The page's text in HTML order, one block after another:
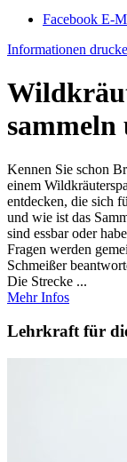
Facebook E-
Informationen
sammeln
Kennen Sie schon
einem
entdecken, die sich
und wie ist das
sind essbar oder
Fragen werden
Schmeißer
Die Strecke ...
Mehr Infos
Lehrkraft für